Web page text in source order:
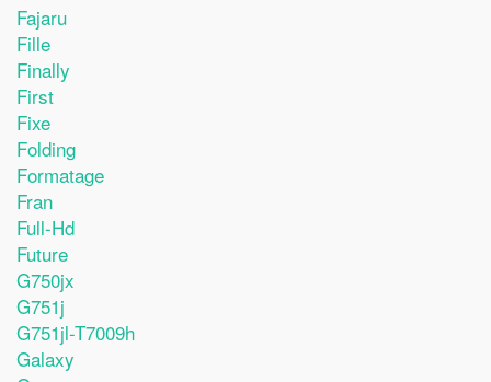
Fajaru
Fille
Finally
First
Fixe
Folding
Formatage
Fran
Full-Hd
Future
G750jx
G751j
G751jl-T7009h
Galaxy